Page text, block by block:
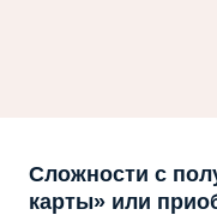
Сложности с
карты» или